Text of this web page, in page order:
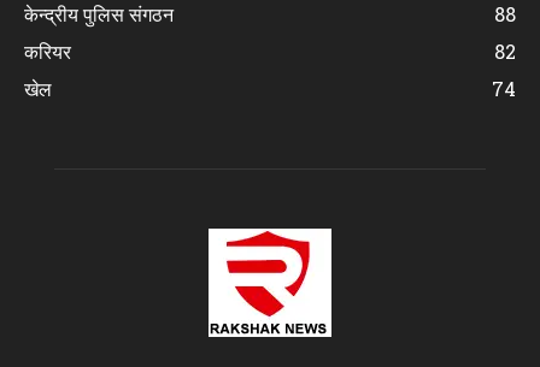
केन्द्रीय पुलिस संगठन
88
करियर
82
खेल
74